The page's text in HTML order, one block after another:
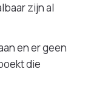
zijn al
en er geen
die